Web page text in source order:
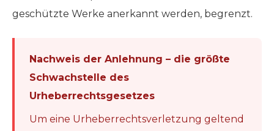
geschützte Werke anerkannt werden, begrenzt.
Nachweis der Anlehnung – die größte
Schwachstelle des
Urheberrechtsgesetzes
Um eine Urheberrechtsverletzung geltend